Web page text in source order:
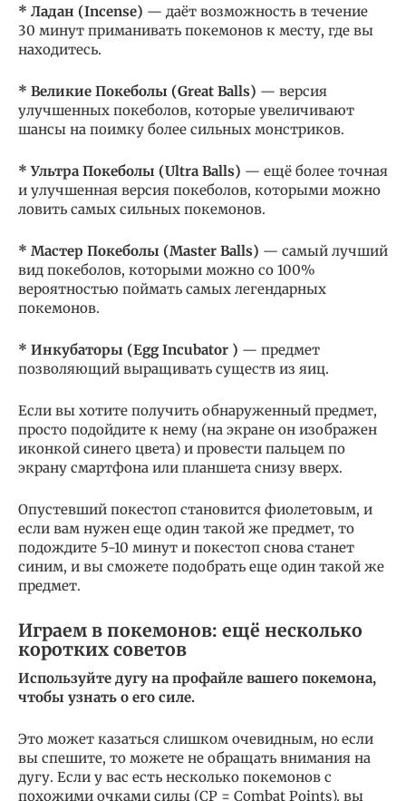
* Ладан (Incense) — даёт возможность в течение
30 минут приманивать покемонов к месту, где вы
находитесь.
* Великие Покеболы (Great Balls) — версия
улучшенных покеболов, которые увеличивают
шансы на поимку более сильных монстриков.
* Ультра Покеболы (Ultra Balls) — ещё более точная
и улучшенная версия покеболов, которыми можно
ловить самых сильных покемонов.
* Мастер Покеболы (Master Balls) — самый лучший
вид покеболов, которыми можно со 100%
вероятностью поймать самых легендарных
покемонов.
* Инкубаторы (Egg Incubator ) — предмет
позволяющий выращивать существ из яиц.
Если вы хотите получить обнаруженный предмет,
просто подойдите к нему (на экране он изображен
иконкой синего цвета) и провести пальцем по
экрану смартфона или планшета снизу вверх.
Опустевший покестоп становится фиолетовым, и
если вам нужен еще один такой же предмет, то
подождите 5-10 минут и покестоп снова станет
синим, и вы сможете подобрать еще один такой же
предмет.
Играем в покемонов: ещё несколько
коротких советов
Используйте дугу на профайле вашего покемона,
чтобы узнать о его силе.
Это может казаться слишком очевидным, но если
вы спешите, то можете не обращать внимания на
дугу. Если у вас есть несколько покемонов с
похожими очками силы (CP = Combat Points), вы